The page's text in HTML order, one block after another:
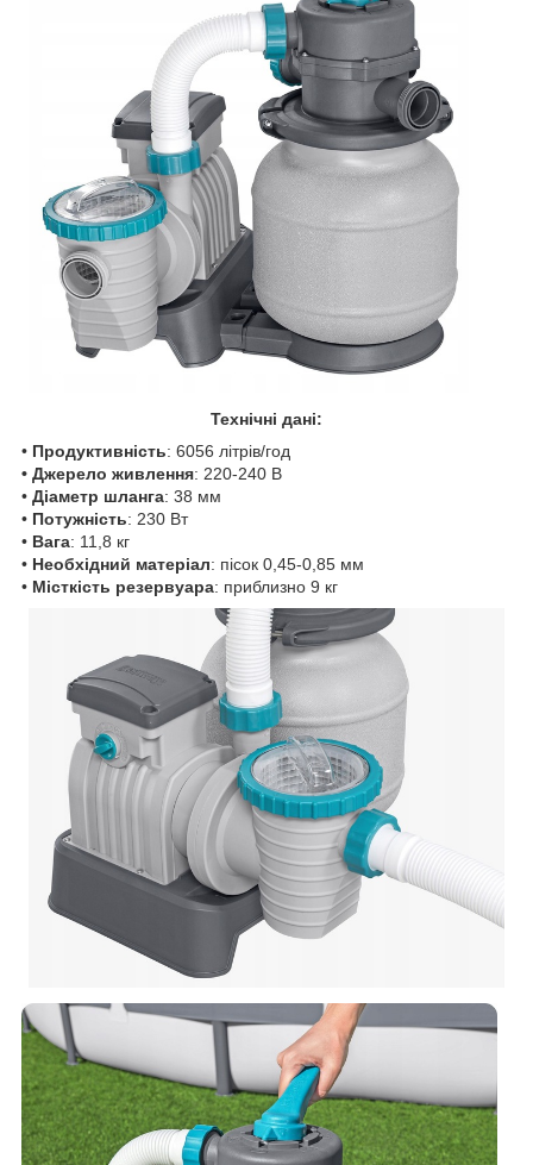
Технічні дані:
• Продуктивність: 6056 літрів/год
• Джерело живлення: 220-240 В
• Діаметр шланга: 38 мм
• Потужність: 230 Вт
• Вага: 11,8 кг
• Необхідний матеріал: пісок 0,45-0,85 мм
• Місткість резервуара: приблизно 9 кг